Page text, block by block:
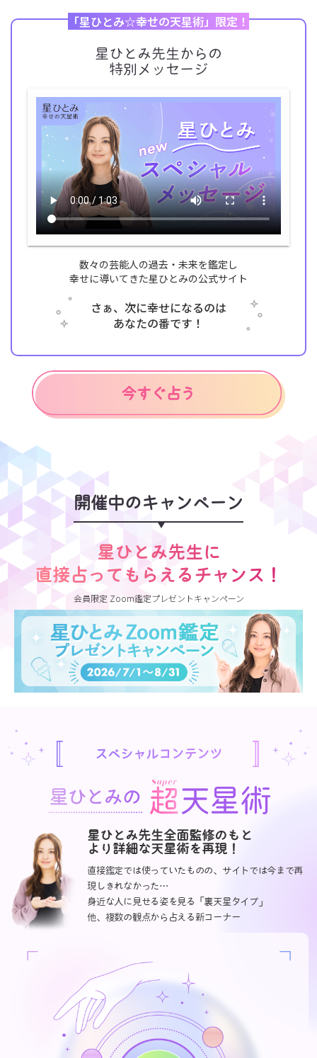
「星ひとみ☆幸せの天星術」限定！
星ひとみ先生からの
特別メッセージ
数々の芸能人の過去・未来を鑑定し
幸せに導いてきた星ひとみの公式サイト
さぁ、次に幸せになるのは
あなたの番です！
開催中のキャンペーン
星ひとみ先生に
直接占ってもらえるチャンス！
会員限定 Zoom鑑定プレゼントキャンペーン
スペシャルコンテンツ
星ひとみ先生全面監修のもと
より詳細な天星術を再現！
直接鑑定では使っていたものの、サイトでは今まで再
現しきれなかった…
身近な人に見せる姿を見る「裏天星タイプ」
他、複数の観点から占える新コーナー